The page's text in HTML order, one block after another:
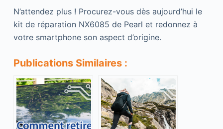
N’attendez plus ! Procurez-vous dès aujourd’hui le
kit de réparation NX6085 de Pearl et redonnez à
votre smartphone son aspect d’origine.
Publications Similaires :